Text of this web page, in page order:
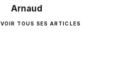
Arnaud
VOIR TOUS SES ARTICLES